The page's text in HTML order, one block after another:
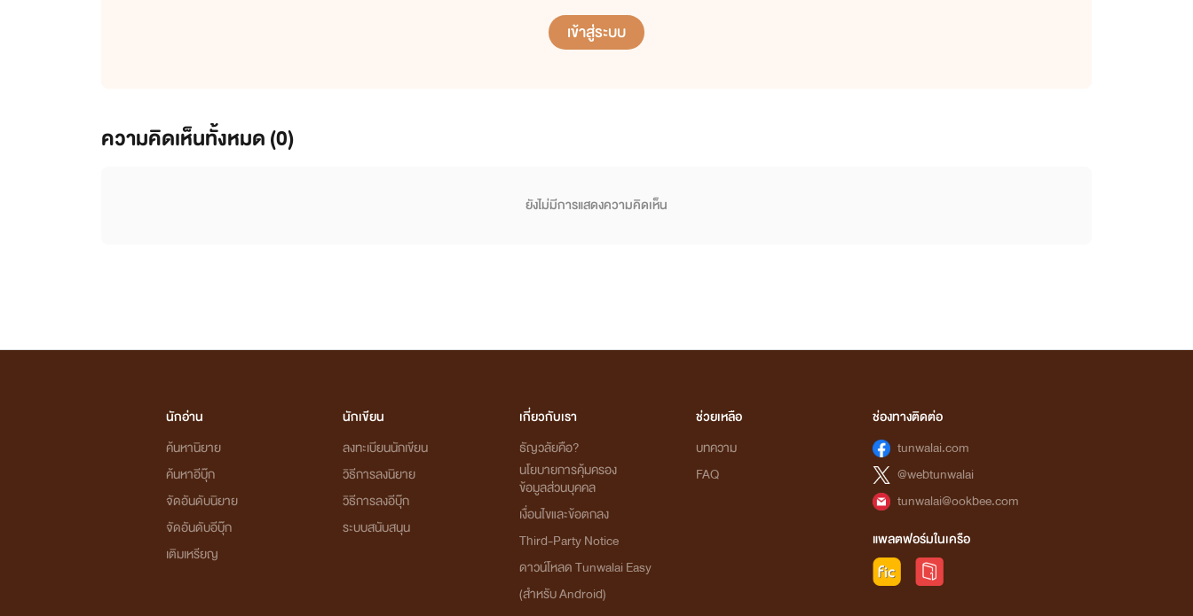
เข้าสู่ระบบ
ความคิดเห็นทั้งหมด (0)
ยังไม่มีการแสดงความคิดเห็น
นักอ่าน
ค้นหานิยาย
ค้นหาอีบุ๊ก
จัดอันดับนิยาย
จัดอันดับอีบุ๊ก
เติมเหรียญ
นักเขียน
ลงทะเบียนนักเขียน
วิธีการลงนิยาย
วิธีการลงอีบุ๊ก
ระบบสนับสนุน
เกี่ยวกับเรา
ธัญวลัยคือ?
นโยบายการคุ้มครอง
ข้อมูลส่วนบุคคล
เงื่อนไขและข้อตกลง
Third-Party Notice
ดาวน์โหลด Tunwalai Easy
(สำหรับ Android)
ช่วยเหลือ
บทความ
FAQ
ช่องทางติดต่อ
tunwalai.com
@webtunwalai
tunwalai@ookbee.com
แพลตฟอร์มในเครือ